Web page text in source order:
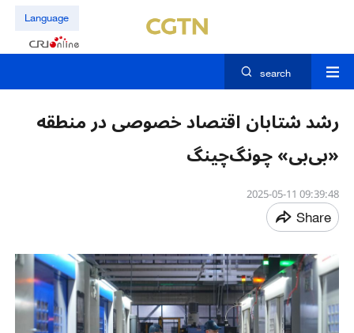
Language
search
رشد شتابان اقتصاد خصوصی در منطقه
«بی‌بی» چونگ‌چینگ
09:39:48 2025-05-11
Share